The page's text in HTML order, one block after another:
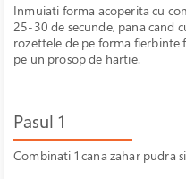
Inmuiati forma acoperita cu
25-30 de secunde, pana cand
rozettele de pe forma
pe un prosop de hartie.
Pasul 1
Combinati 1 cana zahar pudra